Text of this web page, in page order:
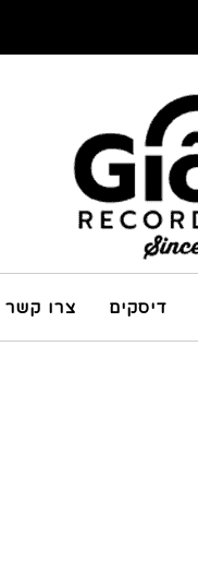
דיסקים צרו קשר